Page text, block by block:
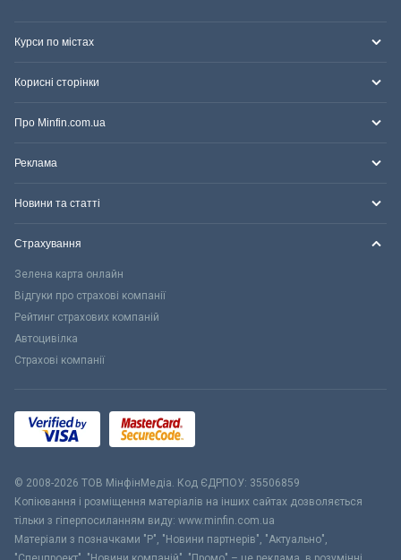
Курси по містах
Корисні сторінки
Про Minfin.com.ua
Реклама
Новини та статті
Страхування
Зелена карта онлайн
Відгуки про страхові компанії
Рейтинг страхових компаній
Автоцивілка
Страхові компанії
© 2008-2026 ТОВ МiнфiнМедiа. Код ЄДРПОУ: 35506859
Копіювання і розміщення матеріалів на інших сайтах дозволяється
тільки з гіперпосиланням виду: www.minfin.com.ua
Матеріали з позначками "Р", "Новини партнерів", "Актуально",